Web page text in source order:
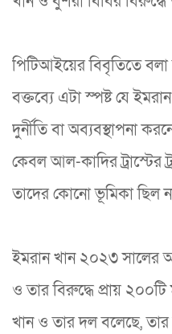
পিটিআইয়ের বিবৃতিতে বলা
বক্তব্যে এটা স্পষ্ট যে
দুর্নীতি বা অব্যবস্থাপনা
কেবল আল-কাদির ট্রাস্টের
তাদের কোনো ভূমিকা ছিল
ইমরান খান ২০২৩ সালের
ও তার বিরুদ্ধে প্রায়
খান ও তার দল বলেছে,